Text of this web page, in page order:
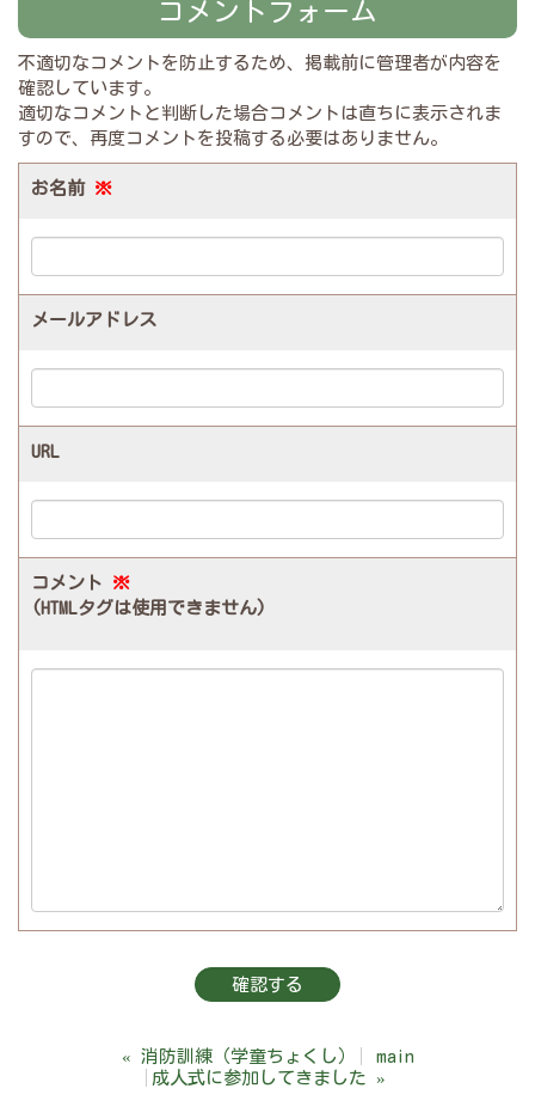
コメントフォーム
不適切なコメントを防止するため、掲載前に管理者が内容を
確認しています。
適切なコメントと判断した場合コメントは直ちに表示されま
すので、再度コメントを投稿する必要はありません。
お名前 ※
メールアドレス
URL
コメント ※
(HTMLタグは使用できません)
« 消防訓練（学童ちょくし）
main
成人式に参加してきました »